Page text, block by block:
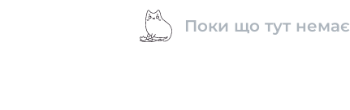
Поки що тут немає